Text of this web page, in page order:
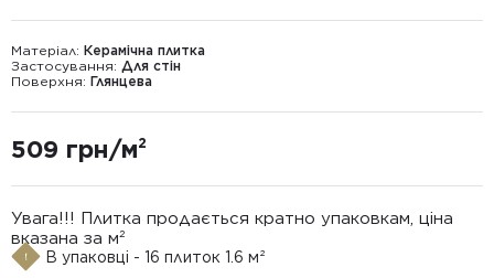
Матеріал: Керамічна плитка
Застосування: Для стін
Поверхня: Глянцева
509 грн/м²
Увага!!! Плитка продається кратно упаковкам, ціна
вказана за м²
В упаковці - 16 плиток 1.6 м²